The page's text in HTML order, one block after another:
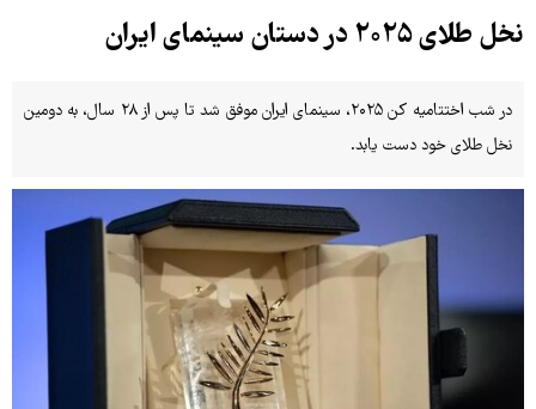
نخل طلای ۲۰۲۵ در دستان سینمای ایران
در شب اختتامیه کن ۲۰۲۵، سینمای ایران‌ موفق شد تا پس از ۲۸ سال، به دومین‌
نخل طلای خود دست یابد.